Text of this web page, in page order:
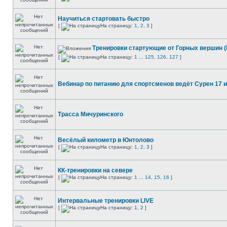
Научиться стартовать быстро
[ На страницу: 1 2 3 ]
Тренировки стартующие от Горных вершин
[ На страницу: 1 125 126 127 ]
Вебинар по питанию для спортсменов ведёт Сурен 17
Трасса Мичуринского
Весёлый километр в Юнтолово
[ На страницу: 1 2 3 ]
КК-тренировки на севере
[ На страницу: 1 14 15 16 ]
Интервальные тренировки LIVE
[ На страницу: 1 2 ]